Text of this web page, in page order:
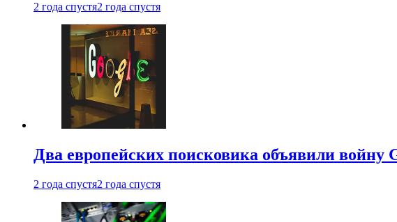
2 года спустя2 года спустя
Два европейских поисковика объявили
2 года спустя2 года спустя